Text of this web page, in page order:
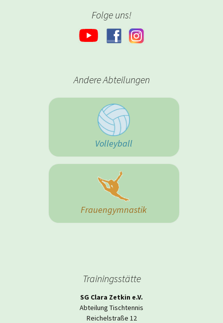
Folge uns!
Andere Abteilungen
Volleyball
Frauengymnastik
Trainingsstätte
SG Clara Zetkin e.V.
Abteilung Tischtennis
Reichelstraße 12